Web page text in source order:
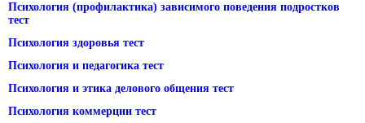
Психология (профилактика) зависимого поведения подростков
тест
Психология здоровья тест
Психология и педагогика тест
Психология и этика делового общения тест
Психология коммерции тест